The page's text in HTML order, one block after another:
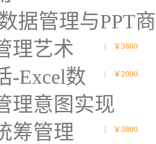
据管理与PPT
| ￥3800
理艺术
| ￥2000
-Excel数
理意图实现
| ￥3800
筹管理